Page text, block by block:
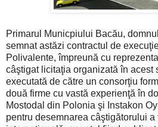
Primarul Municpiului Bacău,
semnat astăzi contractul de
Polivalente, împreună cu
câştigat licitaţia organizată în acest
executată de către un consorţiu
două firme cu vastă experienţă în
Mostodal din Polonia şi Instakon
pentru desemnarea câştigătorului a